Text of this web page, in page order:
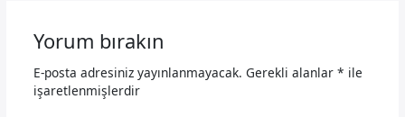
Yorum bırakın
E-posta adresiniz yayınlanmayacak. Gerekli alanlar * ile
işaretlenmişlerdir